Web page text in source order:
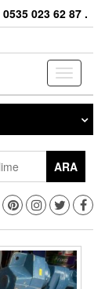
023 62 87 .
Toggle
ARA